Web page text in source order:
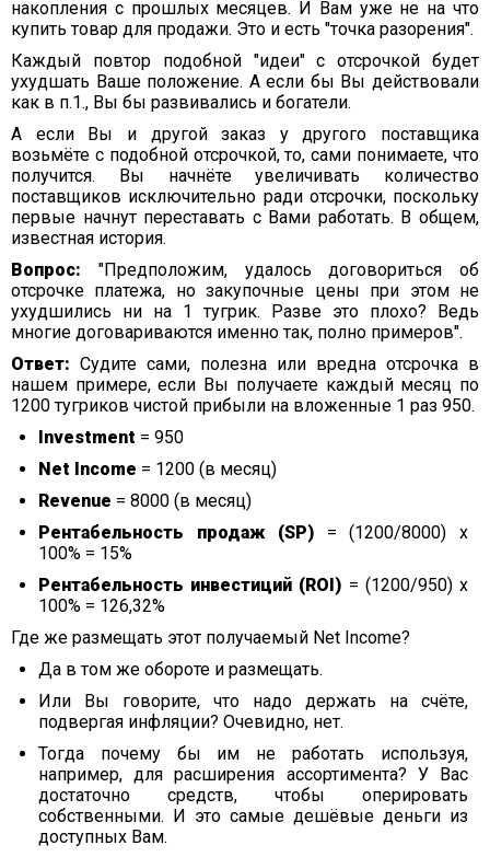
накопления с прошлых месяцев. И Вам уже не на что
купить товар для продажи. Это и есть "точка разорения".
Каждый повтор подобной "идеи" с отсрочкой будет
ухудшать Ваше положение. А если бы Вы действовали
как в п.1., Вы бы развивались и богатели.
А если Вы и другой заказ у другого поставщика
возьмёте с подобной отсрочкой, то, сами понимаете, что
получится. Вы начнёте увеличивать количество
поставщиков исключительно ради отсрочки, поскольку
первые начнут переставать с Вами работать. В общем,
известная история.
Вопрос: "Предположим, удалось договориться об
отсрочке платежа, но закупочные цены при этом не
ухудшились ни на 1 тугрик. Разве это плохо? Ведь
многие договариваются именно так, полно примеров".
Ответ: Судите сами, полезна или вредна отсрочка в
нашем примере, если Вы получаете каждый месяц по
1200 тугриков чистой прибыли на вложенные 1 раз 950.
Investment = 950
Net Income = 1200 (в месяц)
Revenue = 8000 (в месяц)
Рентабельность продаж (SP) = (1200/8000) х
100% = 15%
Рентабельность инвестиций (ROI) = (1200/950) х
100% = 126,32%
Где же размещать этот получаемый Net Income?
Да в том же обороте и размещать.
Или Вы говорите, что надо держать на счёте,
подвергая инфляции? Очевидно, нет.
Тогда почему бы им не работать используя,
например, для расширения ассортимента? У Вас
достаточно средств, чтобы оперировать
собственными. И это самые дешёвые деньги из
доступных Вам.